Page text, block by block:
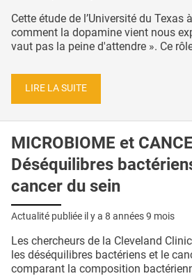
Cette étude de l’Université du Texas
comment la dopamine vient nous
vaut pas la peine d'attendre ». Ce
LIRE LA SUITE
MICROBIOME et
Déséquilibres
cancer du sein
Actualité publiée il y a 8 années 9 mois
Les chercheurs de la Cleveland
les déséquilibres bactériens et le
comparant la composition